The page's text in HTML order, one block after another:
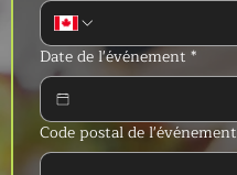
Date de l'événement *
Code postal de l'événement